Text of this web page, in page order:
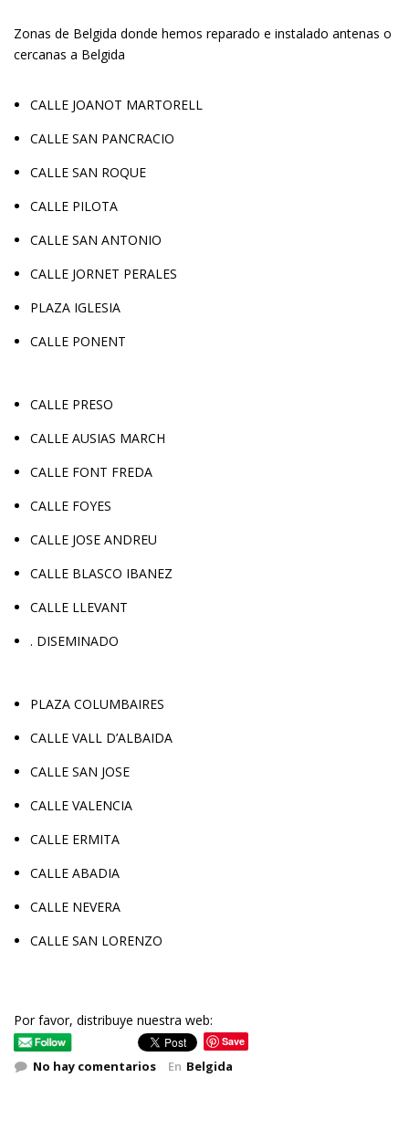
Zonas de Belgida donde hemos reparado e instalado antenas o
cercanas a Belgida
CALLE JOANOT MARTORELL
CALLE SAN PANCRACIO
CALLE SAN ROQUE
CALLE PILOTA
CALLE SAN ANTONIO
CALLE JORNET PERALES
PLAZA IGLESIA
CALLE PONENT
CALLE PRESO
CALLE AUSIAS MARCH
CALLE FONT FREDA
CALLE FOYES
CALLE JOSE ANDREU
CALLE BLASCO IBANEZ
CALLE LLEVANT
. DISEMINADO
PLAZA COLUMBAIRES
CALLE VALL D’ALBAIDA
CALLE SAN JOSE
CALLE VALENCIA
CALLE ERMITA
CALLE ABADIA
CALLE NEVERA
CALLE SAN LORENZO
Por favor, distribuye nuestra web:
Save
No hay comentarios En Belgida